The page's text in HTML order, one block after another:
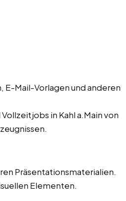
Mail-Vorlagen und anderen
in Kahl a.Main von
Präsentationsmaterialien.
Elementen.